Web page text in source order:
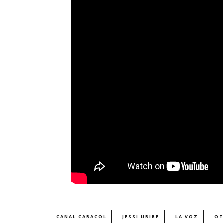
CANAL CARACOL JESSI URIBE LA VOZ